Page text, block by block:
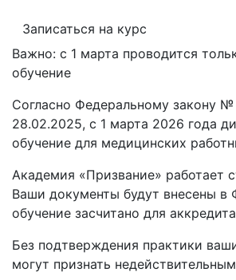
Записаться на курс
Важно: с 1 марта проводится
обучение
Согласно Федеральному закону
28.02.2025, с 1 марта 2026 года
обучение для медицинских
Академия «Призвание» работает
Ваши документы будут внесены
обучение засчитано для
Без подтверждения практики
могут признать